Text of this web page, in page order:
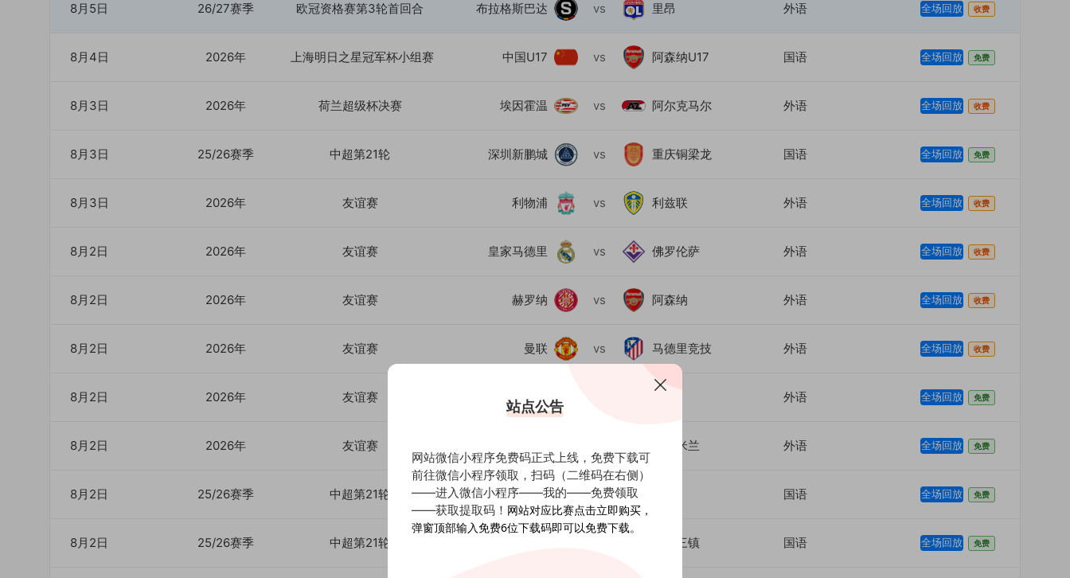
8月5日 26/27赛季 欧冠资格赛第3轮首回合 布拉格斯巴达 vs 里昂 外语 全场回放 收费
8月4日 2026年 上海明日之星冠军杯小组赛 中国U17 vs 阿森纳U17 国语 全场回放 免费
8月3日 2026年 荷兰超级杯决赛 埃因霍温 vs 阿尔克马尔 外语 全场回放 收费
8月3日 25/26赛季 中超第21轮 深圳新鹏城 vs 重庆铜梁龙 国语 全场回放 免费
8月3日 2026年 友谊赛 利物浦 vs 利兹联 外语 全场回放 收费
8月2日 2026年 友谊赛 皇家马德里 vs 佛罗伦萨 外语 全场回放 收费
8月2日 2026年 友谊赛 赫罗纳 vs 阿森纳 外语 全场回放 收费
8月2日 2026年 友谊赛 曼联 vs 马德里竞技 外语 全场回放 收费
8月2日 2026年 友谊赛 切尔西 外语 全场回放 免费
8月2日 2026年 友谊赛 国际米兰 外语 全场回放 免费
8月2日 25/26赛季 中超第21轮 北京国安 vs 国语 全场回放 免费
8月2日 25/26赛季 中超第21轮 武汉三镇 国语 全场回放 免费
站点公告
网站微信小程序免费码正式上线，免费下载可
前往微信小程序领取，扫码（二维码在右侧）
——进入微信小程序——我的——免费领取
——获取提取码！ 网站对应比赛点击立即购买，
弹窗顶部输入免费6位下载码即可以免费下载。